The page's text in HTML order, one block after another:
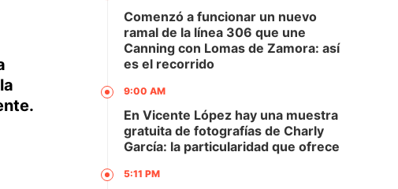
Comenzó a funcionar un nuevo
ramal de la línea 306 que une
Canning con Lomas de Zamora: así
es el recorrido
9:00 AM
En Vicente López hay una muestra
gratuita de fotografías de Charly
García: la particularidad que ofrece
5:11 PM